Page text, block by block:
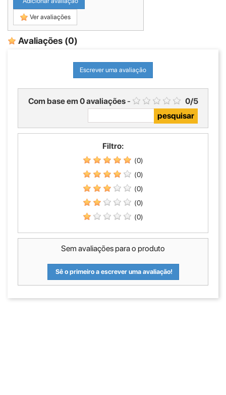
Ver avaliações
Avaliações (0)
Escrever uma avaliação
Com base em 0avaliações- 0/5
Filtro:
(0)
(0)
(0)
(0)
(0)
Sem avaliações para o produto
Sê o primeiro a escrever uma avaliação!